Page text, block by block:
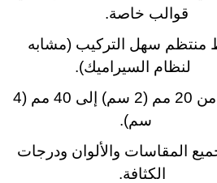
قوالب خاصة.
منتظم سهل التركيب (مشابه
لنظام السيراميك).
يتراوح من 20 مم (2 سم) إلى 40 مم (4
سم).
المقاسات والألوان ودرجات
الكثافة.